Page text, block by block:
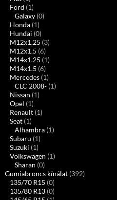
Ford (1)
Galaxy (0)
Honda (1)
Hundai (0)
M12x1.25 (3)
M12x1.5 (6)
M14x1.25 (1)
M14x1.5 (6)
Mercedes (1)
CLC 2008- (1)
Nissan (1)
Opel (1)
Renault (1)
Seat (1)
Alhambra (1)
Subaru (1)
Suzuki (1)
Volkswagen (1)
Sharan (0)
Gumiabroncs kínálat (392)
135/70 R15 (0)
135/80 R13 (0)